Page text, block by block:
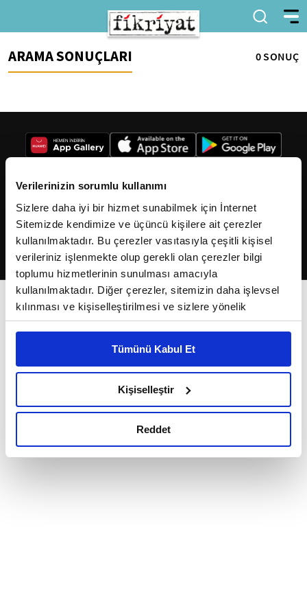
Verilerinizin sorumlu kullanımı
Sizlere daha iyi bir hizmet sunabilmek için İnternet
Sitemizde kendimize ve üçüncü kişilere ait çerezler
kullanılmaktadır. Bu çerezler vasıtasıyla çeşitli kişisel
verileriniz işlenmekte olup gerekli olan çerezler bilgi
toplumu hizmetlerinin sunulması amacıyla
kullanılmaktadır. Diğer çerezler, sitemizin daha işlevsel
kılınması ve kişiselleştirilmesi ve sizlere yönelik
reklam/pazarlama faaliyetlerinin yapılması, amaçlarıyla
Çerezlere ilişkin tercihlerinizi çerez paneli vasıtasıyla
belirleyebilirsiniz. Çerezlere ilişkin detaylı bilgi için
Ayarlar butonuna tıklayabilir,Çerez Bilgilendirme
Metnimizi ziyaret edebilirsiniz.
okumak ve sitemizi ziyaretiniz kapsamında
Tümünü Kabul Et
Kişiselleştir
Reddet
ARAMA SONUÇLARI 0 SONUÇ
2026Fikriyat. Tüm hakları saklıdır.